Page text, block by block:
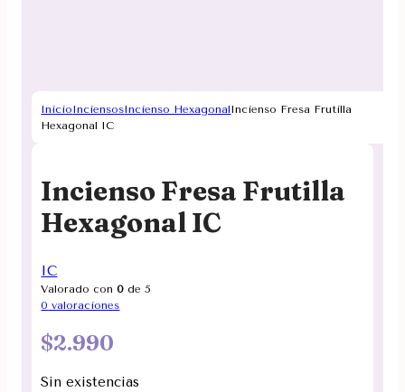
InicioInciensosIncienso HexagonalIncienso Fresa Frutilla
Hexagonal IC
Incienso Fresa Frutilla
Hexagonal IC
IC
Valorado con0 de 5
0 valoraciones
$2.990
Sin existencias